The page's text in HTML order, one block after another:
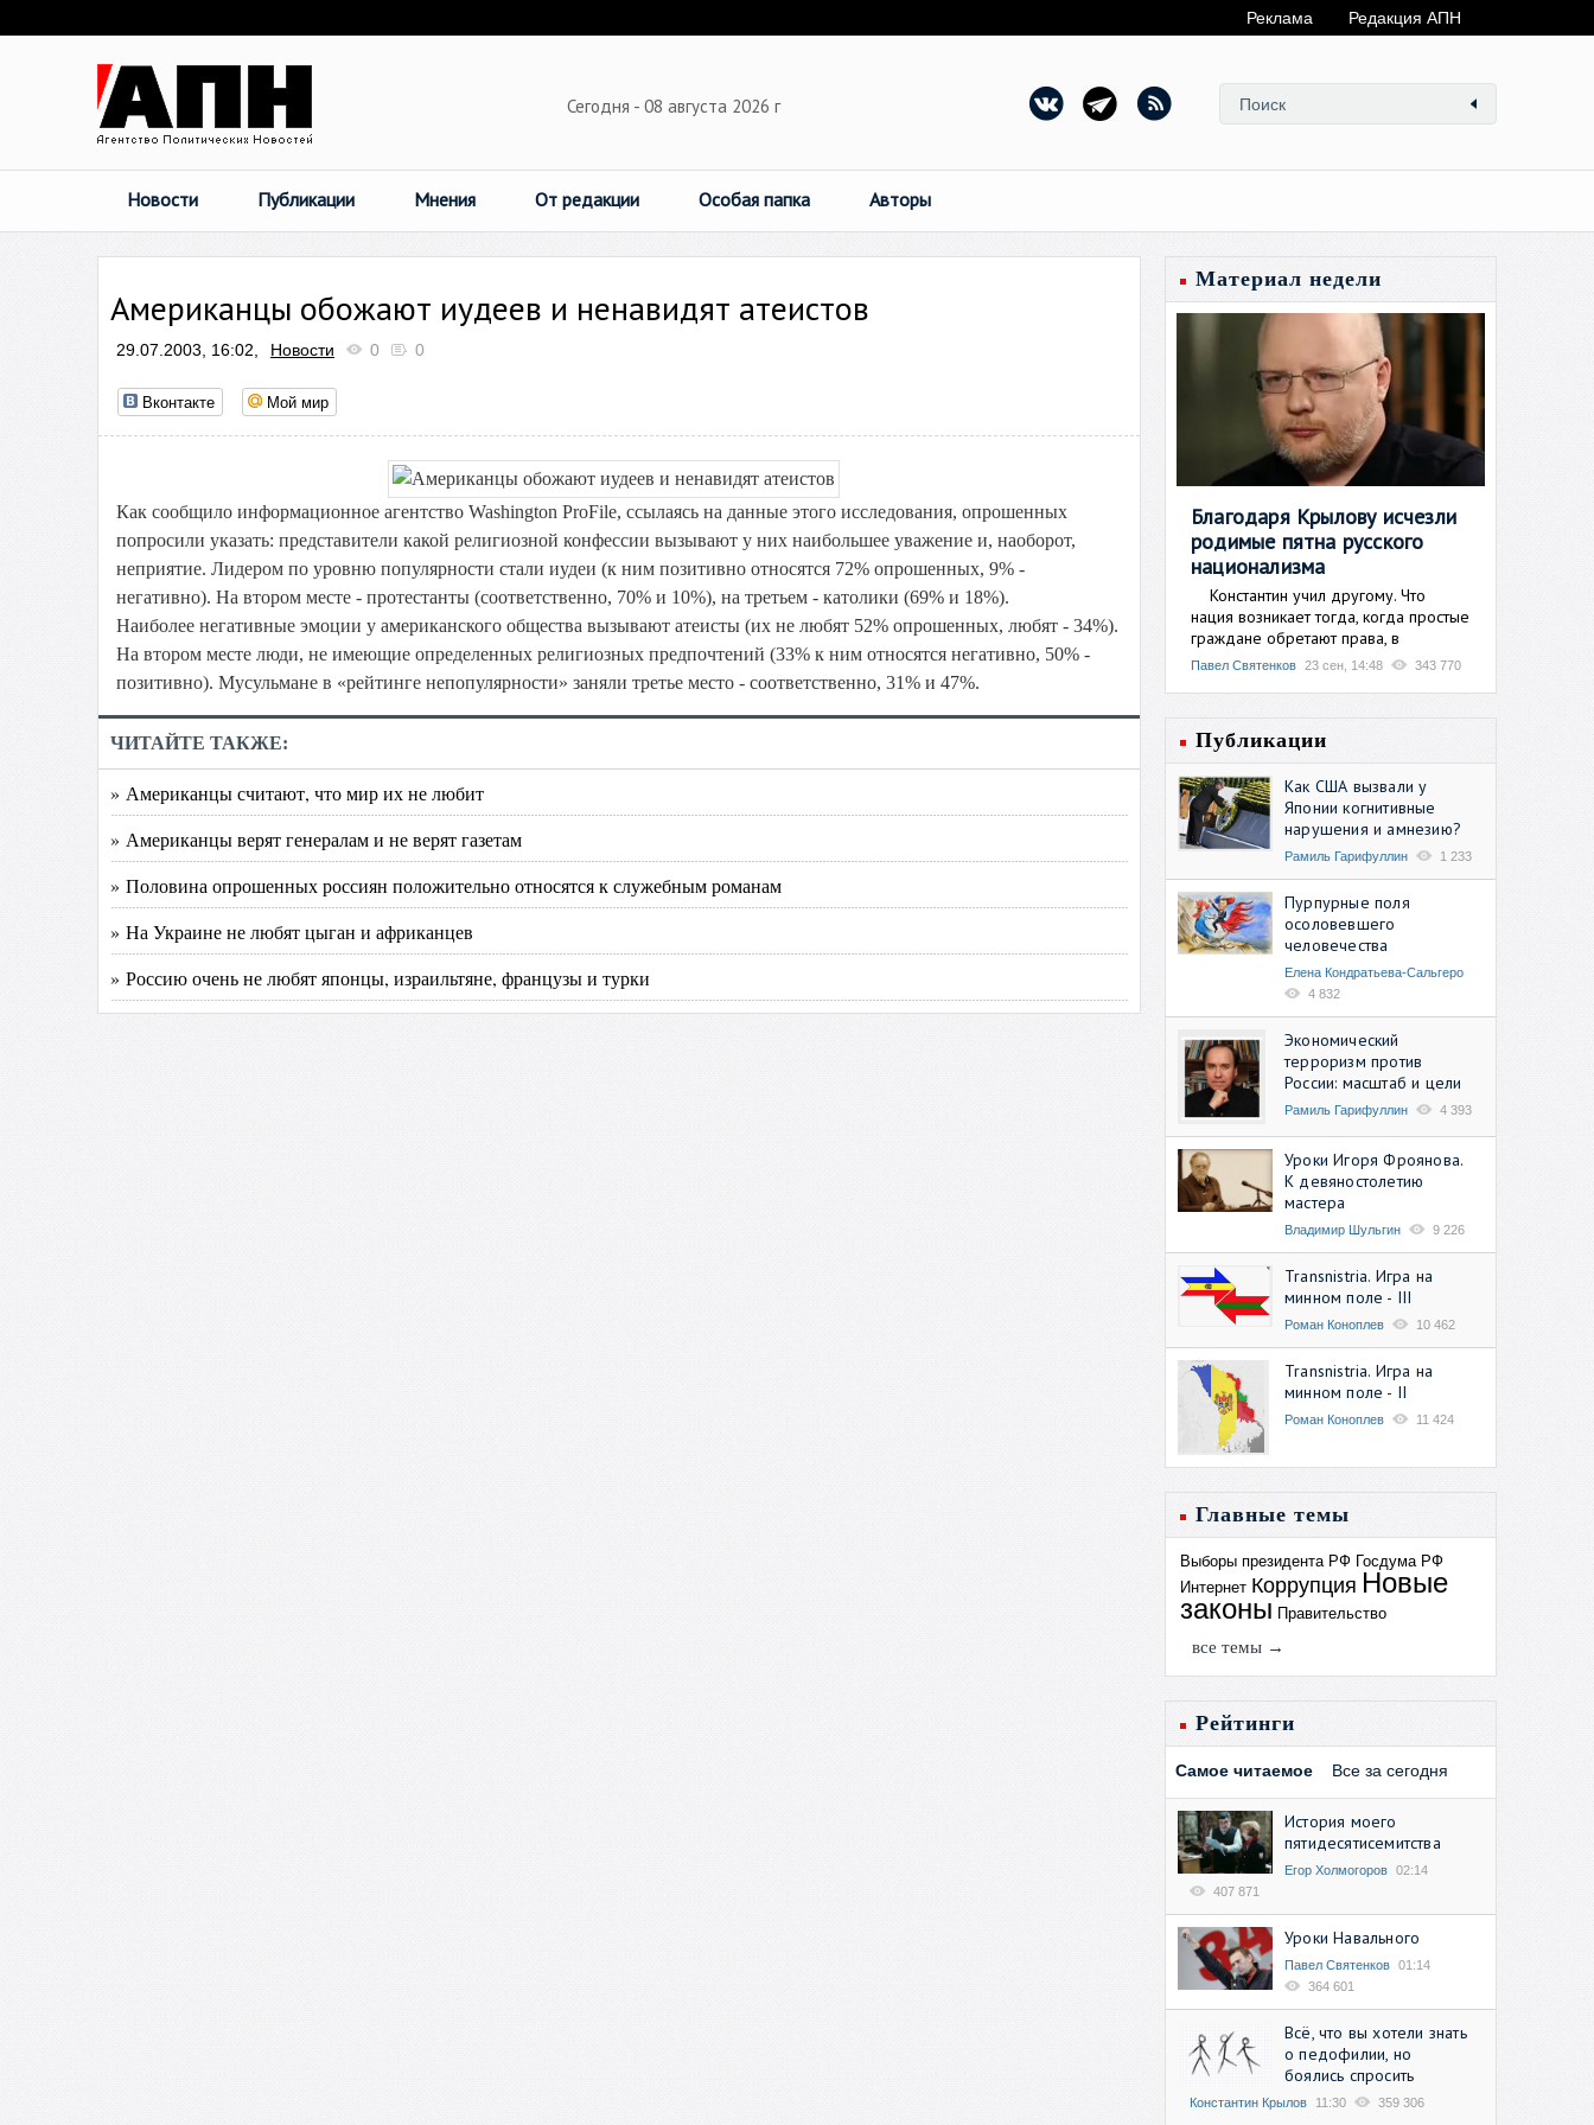
Реклама Редакция АПН
Сегодня - 08 августа 2026 г
Новости Публикации Мнения От редакции Особая папка Авторы
Американцы обожают иудеев и ненавидят атеистов
29.07.2003, 16:02, Новости 0 0
Вконтакте Мой мир
Как сообщило информационное агентство Washington ProFile, ссылаясь на данные этого исследования, опрошенных
попросили указать: представители какой религиозной конфессии вызывают у них наибольшее уважение и, наоборот,
неприятие. Лидером по уровню популярности стали иудеи (к ним позитивно относятся 72% опрошенных, 9% -
негативно). На втором месте - протестанты (соответственно, 70% и 10%), на третьем - католики (69% и 18%).
Наиболее негативные эмоции у американского общества вызывают атеисты (их не любят 52% опрошенных, любят - 34%).
На втором месте люди, не имеющие определенных религиозных предпочтений (33% к ним относятся негативно, 50% -
позитивно). Мусульмане в «рейтинге непопулярности» заняли третье место - соответственно, 31% и 47%.
ЧИТАЙТЕ ТАКЖЕ:
» Американцы считают, что мир их не любит
» Американцы верят генералам и не верят газетам
» Половина опрошенных россиян положительно относятся к служебным романам
» На Украине не любят цыган и африканцев
» Россию очень не любят японцы, израильтяне, французы и турки
Материал недели
Благодаря Крылову исчезли
родимые пятна русского
национализма
Константин учил другому. Что
нация возникает тогда, когда простые
граждане обретают права, в
Павел Святенков 23 сен, 14:48 343 770
Публикации
Как США вызвали у
Японии когнитивные
нарушения и амнезию?
Рамиль Гарифуллин 1 233
Пурпурные поля
осоловевшего
человечества
Елена Кондратьева-Сальгеро
4 832
Экономический
терроризм против
России: масштаб и цели
Рамиль Гарифуллин 4 393
Уроки Игоря Фроянова.
К девяностолетию
мастера
Владимир Шульгин 9 226
Transnistria. Игра на
минном поле - III
Роман Коноплев 10 462
Transnistria. Игра на
минном поле - II
Роман Коноплев 11 424
Главные темы
Выборы президента РФ Госдума РФ
Интернет Коррупция Новые
законы Правительство
все темы →
Рейтинги
Самое читаемое Все за сегодня
История моего
пятидесятисемитства
Егор Холмогоров 02:14
407 871
Уроки Навального
Павел Святенков 01:14
364 601
Всё, что вы хотели знать
о педофилии, но
боялись спросить
Константин Крылов 11:30 359 306